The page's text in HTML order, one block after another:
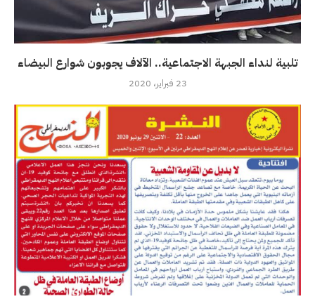
تلبية لنداء الجبهة الاجتماعية.. الآلاف يجوبون شوارع البيضاء
23 فبراير، 2020